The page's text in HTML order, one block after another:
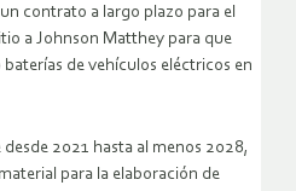
contrato a largo plazo para el
a Johnson Matthey para que
de vehículos eléctricos en
2021 hasta al menos 2028,
para la elaboración de